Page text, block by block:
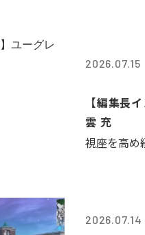
2026.07.15
【編集長
雲 充
視座を高め
2026.07.14